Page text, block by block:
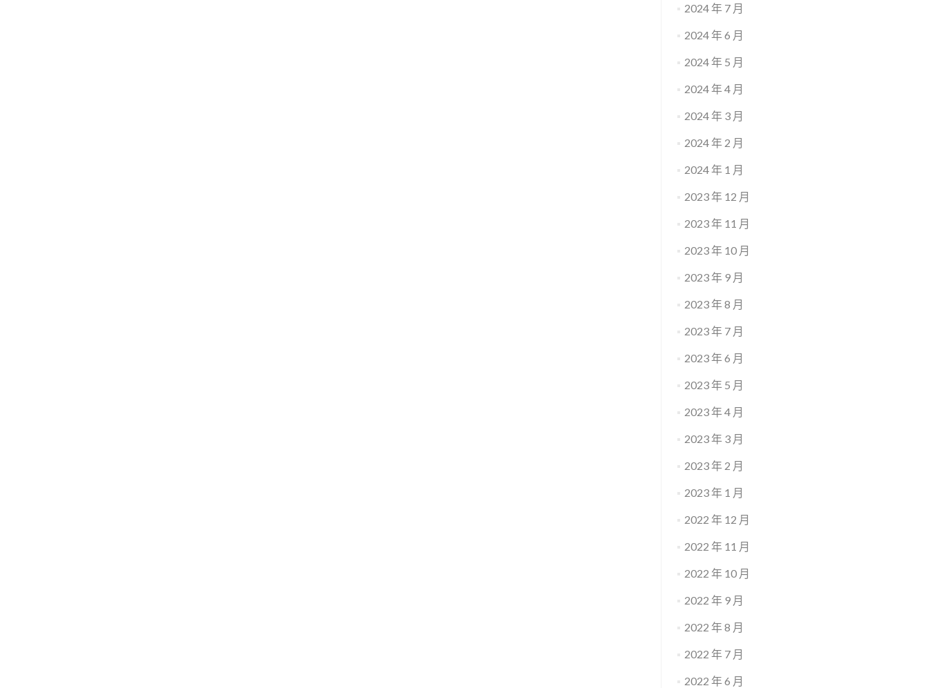
2024 年 7 月
2024 年 6 月
2024 年 5 月
2024 年 4 月
2024 年 3 月
2024 年 2 月
2024 年 1 月
2023 年 12 月
2023 年 11 月
2023 年 10 月
2023 年 9 月
2023 年 8 月
2023 年 7 月
2023 年 6 月
2023 年 5 月
2023 年 4 月
2023 年 3 月
2023 年 2 月
2023 年 1 月
2022 年 12 月
2022 年 11 月
2022 年 10 月
2022 年 9 月
2022 年 8 月
2022 年 7 月
2022 年 6 月